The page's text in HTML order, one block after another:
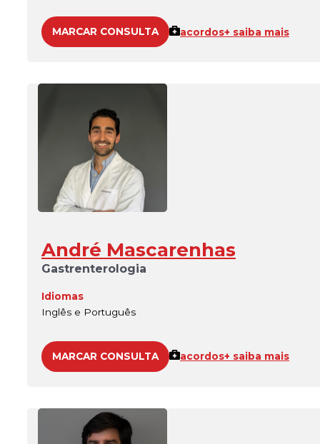
MARCAR CONSULTA acordos+ saiba mais
André Mascarenhas
Gastrenterologia
Idiomas
Inglês e Português
MARCAR CONSULTA acordos+ saiba mais